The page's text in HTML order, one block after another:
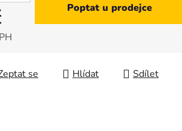
Poptat u prodejce
se Hlídat Sdílet